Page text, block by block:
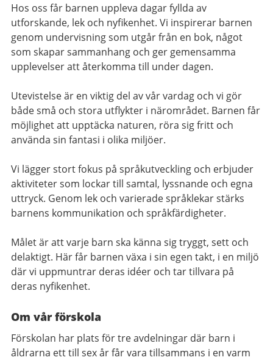
Hos oss får barnen uppleva dagar fyllda av
utforskande, lek och nyfikenhet. Vi inspirerar barnen
genom undervisning som utgår från en bok, något
som skapar sammanhang och ger gemensamma
upplevelser att återkomma till under dagen.
Utevistelse är en viktig del av vår vardag och vi gör
både små och stora utflykter i närområdet. Barnen får
möjlighet att upptäcka naturen, röra sig fritt och
använda sin fantasi i olika miljöer.
Vi lägger stort fokus på språkutveckling och erbjuder
aktiviteter som lockar till samtal, lyssnande och egna
uttryck. Genom lek och varierade språklekar stärks
barnens kommunikation och språkfärdigheter.
Målet är att varje barn ska känna sig tryggt, sett och
delaktigt. Här får barnen växa i sin egen takt, i en miljö
där vi uppmuntrar deras idéer och tar tillvara på
deras nyfikenhet.
Om vår förskola
Förskolan har plats för tre avdelningar där barn i
åldrarna ett till sex år får vara tillsammans i en varm